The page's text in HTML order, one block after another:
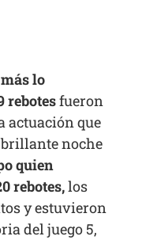
lo
rebotesfueron
actuación que
noche
quien
rebotes,los
y estuvieron
del juego 5,